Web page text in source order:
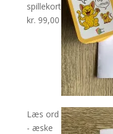
spillekort
kr. 99,00
Læs ord
- æske